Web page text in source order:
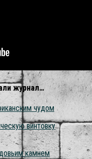
журнал…
чудом
винтовку
камнем